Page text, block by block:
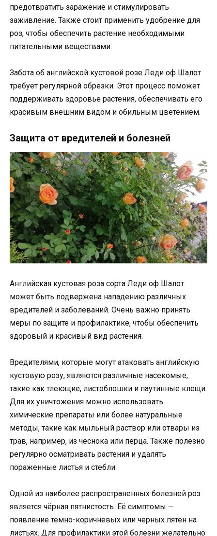
предотвратить заражение и стимулировать
заживление. Также стоит применить удобрение для
роз, чтобы обеспечить растение необходимыми
питательными веществами.
Забота об английской кустовой розе Леди оф Шалот
требует регулярной обрезки. Этот процесс поможет
поддерживать здоровье растения, обеспечивать его
красивым внешним видом и обильным цветением.
Защита от вредителей и болезней
Английская кустовая роза сорта Леди оф Шалот
может быть подвержена нападению различных
вредителей и заболеваний. Очень важно принять
меры по защите и профилактике, чтобы обеспечить
здоровый и красивый вид растения.
Вредителями, которые могут атаковать английскую
кустовую розу, являются различные насекомые,
такие как тлеющие, листоблошки и паутинные клещи.
Для их уничтожения можно использовать
химические препараты или более натуральные
методы, такие как мыльный раствор или отвары из
трав, например, из чеснока или перца. Также полезно
регулярно осматривать растения и удалять
пораженные листья и стебли.
Одной из наиболее распространенных болезней роз
является чёрная пятнистость. Её симптомы —
появление темно-коричневых или черных пятен на
листьях. Для профилактики этой болезни желательно